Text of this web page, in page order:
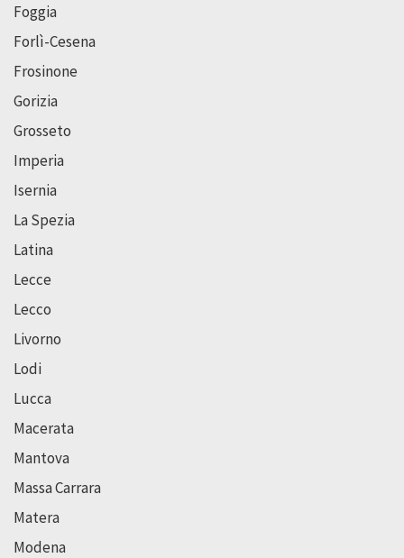
Foggia
Forlì-Cesena
Frosinone
Gorizia
Grosseto
Imperia
Isernia
La Spezia
Latina
Lecce
Lecco
Livorno
Lodi
Lucca
Macerata
Mantova
Massa Carrara
Matera
Modena